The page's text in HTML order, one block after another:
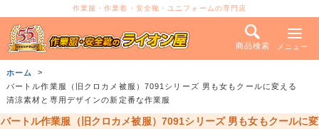
作業服・作業着・安全靴・ユニフォームの専門店
商品検索 メニュー
ホーム
バートル作業服（旧クロカメ被服）7091シリーズ 男も女もクールに変える
清涼素材と専用デザインの新定番な作業服
バートル作業服（旧クロカメ被服）7091シリーズ 男も女もクールに変